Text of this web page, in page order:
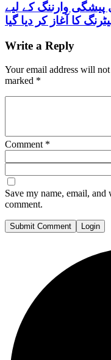
وارننگ کے لیے
کا آغاز کر دیا گیا
Write a Reply
Your email address will
marked *
Comment *
Save my name, email,
comment.
Submit Comment Login